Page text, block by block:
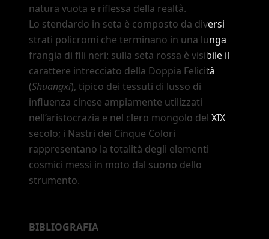
natura vuota e riflessa della realtà.
Lo stendardo in seta è composto da diversi
strati policromi che terminano in una lunga
frangia di fili neri: sulla seta rossa è visibile il
carattere intrecciato della Doppia Felicità
(Shuangxi), tipico dei tessuti di lusso di
influenza cinese ampiamente utilizzati
nell’aristocrazia e nel clero mongolo del XIX
secolo; i Nastri dei Cinque Colori
rappresentano la totalità degli elementi
cosmici messi in moto dal suono dello
strumento.
BIBLIOGRAFIA